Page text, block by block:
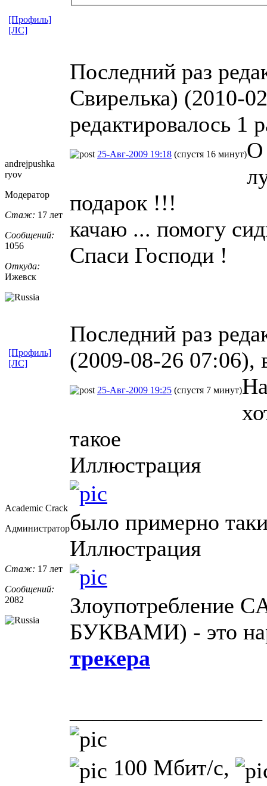
Последний раз
Свирелька) (2010-
редактировалось 1
[Профиль]
[ЛС]
andrejpushka
ryov
Модератор
Стаж: 17 лет
Сообщений:
1056
Откуда:
Ижевск
25-Авг-2009 19:18 (спустя 16 минут)О
подарок !!!
качаю ... помогу
Спаси Господи !
Последний раз
(2009-08-26 07:06),
[Профиль]
[ЛС]
Academic Crack
Администратор
Стаж: 17 лет
Сообщений:
2082
25-Авг-2009 19:25 (спустя 7 минут)
такое
Иллюстрация
было примерно
Иллюстрация
БУКВАМИ) - это
трекера
100 Мбит/с,